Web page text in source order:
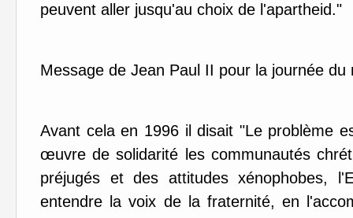
peuvent aller jusqu'au choix de l 'apartheid."
Message de Jean Paul II pour la journée
Avant cela en 1996 il disait "Le problème
œuvre de solidarité les communautés
préjugés et des attitudes xénophobes,
entendre la voix de la fraternité, en